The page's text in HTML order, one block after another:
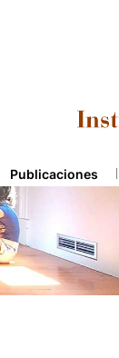
Publicaciones